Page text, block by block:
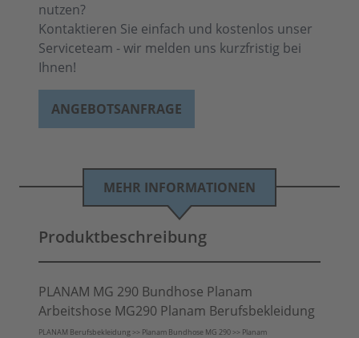
nutzen?
Kontaktieren Sie einfach und kostenlos unser
Serviceteam - wir melden uns kurzfristig bei
Ihnen!
ANGEBOTSANFRAGE
MEHR INFORMATIONEN
Produktbeschreibung
PLANAM MG 290 Bundhose Planam
Arbeitshose MG290 Planam Berufsbekleidung
PLANAM Berufsbekleidung >> Planam Bundhose MG 290 >> Planam